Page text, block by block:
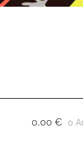
0,00 € 0